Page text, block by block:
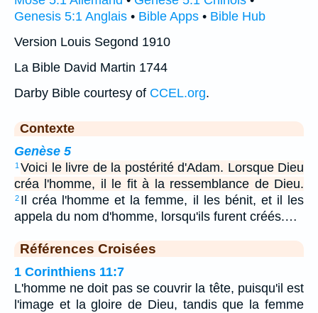
Genesis 5:1 Anglais • Bible Apps • Bible Hub
Version Louis Segond 1910
La Bible David Martin 1744
Darby Bible courtesy of CCEL.org.
Contexte
Genèse 5
1 Voici le livre de la postérité d'Adam. Lorsque Dieu
créa l'homme, il le fit à la ressemblance de Dieu.
2 Il créa l'homme et la femme, il les bénit, et il les
appela du nom d'homme, lorsqu'ils furent créés.…
Références Croisées
1 Corinthiens 11:7
L'homme ne doit pas se couvrir la tête, puisqu'il est
l'image et la gloire de Dieu, tandis que la femme